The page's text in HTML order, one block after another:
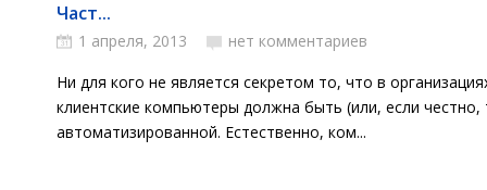
Част...
1 апреля, 2013
нет комментариев
Ни для кого не является секретом то, что в
клиентские компьютеры должна быть (или, если
автоматизированной. Естественно, ком...